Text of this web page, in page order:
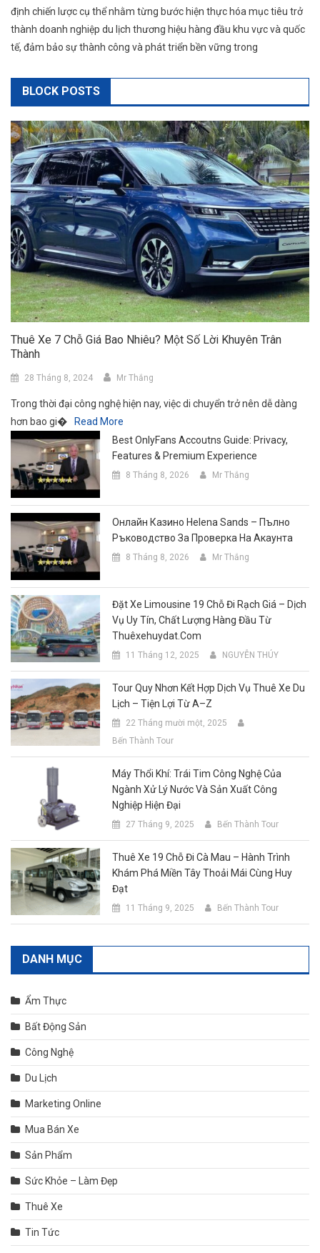
định chiến lược cụ thể nhằm từng bước hiện thực hóa mục tiêu trở
thành doanh nghiệp du lịch thương hiệu hàng đầu khu vực và quốc
tế, đảm bảo sự thành công và phát triển bền vững trong
BLOCK POSTS
Thuê Xe 7 Chỗ Giá Bao Nhiêu? Một Số Lời Khuyên Trân
Thành
28 Tháng 8, 2024 Mr Thắng
Trong thời đại công nghệ hiện nay, việc di chuyển trở nên dễ dàng
hơn bao gi�
Read More
Best OnlyFans Accoutns Guide: Privacy,
Features & Premium Experience
8 Tháng 8, 2026 Mr Thắng
Онлайн Казино Helena Sands – Пълно
Ръководство За Проверка На Акаунта
8 Tháng 8, 2026 Mr Thắng
Đặt Xe Limousine 19 Chỗ Đi Rạch Giá – Dịch
Vụ Uy Tín, Chất Lượng Hàng Đầu Từ
Thuêxehuydat.com
11 Tháng 12, 2025 NGUYỄN THÚY
Tour Quy Nhơn Kết Hợp Dịch Vụ Thuê Xe Du
Lịch – Tiện Lợi Từ A–Z
22 Tháng mười một, 2025
Bến Thành Tour
Máy Thổi Khí: Trái Tim Công Nghệ Của
Ngành Xử Lý Nước Và Sản Xuất Công
Nghiệp Hiện Đại
27 Tháng 9, 2025 Bến Thành Tour
Thuê Xe 19 Chỗ Đi Cà Mau – Hành Trình
Khám Phá Miền Tây Thoải Mái Cùng Huy
Đạt
11 Tháng 9, 2025 Bến Thành Tour
DANH MỤC
Ẩm Thực
Bất Động Sản
Công Nghệ
Du Lịch
Marketing Online
Mua Bán Xe
Sản Phẩm
Sức Khỏe – Làm Đẹp
Thuê Xe
Tin Tức